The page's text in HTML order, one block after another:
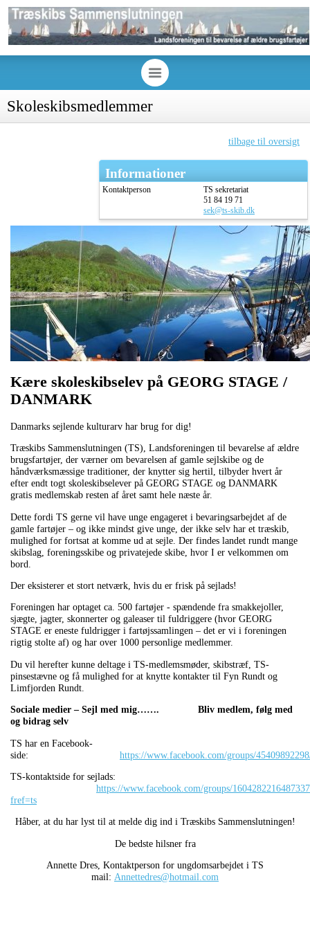
Skoleskibsmedlemmer
tilbage til oversigt
Informationer
Kontaktperson
TS sekretariat
51 84 19 71
sek@ts-skib.dk
Kære skoleskibselev på GEORG STAGE /
DANMARK
Danmarks sejlende kulturarv har brug for dig!
Træskibs Sammenslutningen (TS), Landsforeningen til bevarelse af ældre
brugsfartøjer, der værner om bevarelsen af gamle sejlskibe og de
håndværksmæssige traditioner, der knytter sig hertil, tilbyder hvert år
efter endt togt skoleskibselever på GEORG STAGE og DANMARK
gratis medlemskab resten af året samt hele næste år.
Dette fordi TS gerne vil have unge engageret i bevaringsarbejdet af de
gamle fartøjer – og ikke mindst give unge, der ikke selv har et træskib,
mulighed for fortsat at komme ud at sejle. Der findes landet rundt mange
skibslag, foreningsskibe og privatejede skibe, hvor I er velkommen om
bord.
Der eksisterer et stort netværk, hvis du er frisk på sejlads!
Foreningen har optaget ca. 500 fartøjer - spændende fra smakkejoller,
sjægte, jagter, skonnerter og galeaser til fuldriggere (hvor GEORG
STAGE er eneste fuldrigger i fartøjssamlingen – det er vi i foreningen
rigtig stolte af) og har over 1000 personlige medlemmer.
Du vil herefter kunne deltage i TS-medlemsmøder, skibstræf, TS-
pinsestævne og få mulighed for at knytte kontakter til Fyn Rundt og
Limfjorden Rundt.
Sociale medier – Sejl med mig……. Bliv medlem, følg med
og bidrag selv
TS har en Facebook-
side: https://www.facebook.com/groups/
TS-kontaktside for sejlads:
https://www.facebook.com/groups/
fref=ts
Håber, at du har lyst til at melde dig ind i Træskibs Sammenslutningen!
De bedste hilsner fra
Annette Dres, Kontaktperson for ungdomsarbejdet i TS
mail: Annettedres@hotmail.com